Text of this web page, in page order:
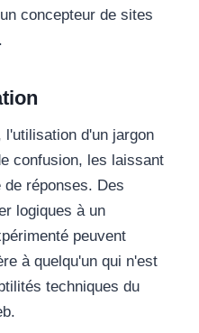
concepteur de sites
d'un jargon
confusion, les laissant
réponses. Des
logiques à un
peuvent
à quelqu'un qui n'est
techniques du